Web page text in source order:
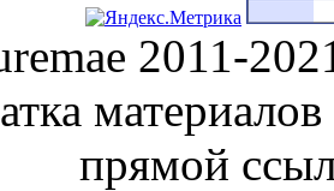
2011-
прямой